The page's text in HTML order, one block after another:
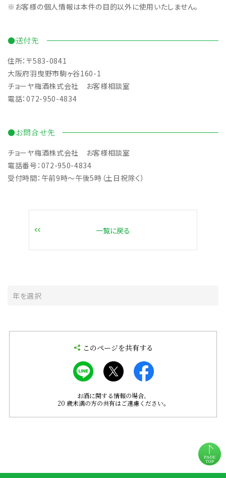
※お客様の個人情報は本件の目的以外に使用いたしません。
●送付先
住所：〒583-0841
大阪府羽曳野市駒ヶ谷160-1
チョーヤ梅酒株式会社 お客様相談室
電話：072-950-4834
●お問合せ先
チョーヤ梅酒株式会社 お客様相談室
電話番号：072-950-4834
受付時間：午前9時～午後5時（土日祝除く）
一覧に戻る
このページを共有する
お酒に関する情報の場合、
20 歳未満の方の共有はご遠慮ください。